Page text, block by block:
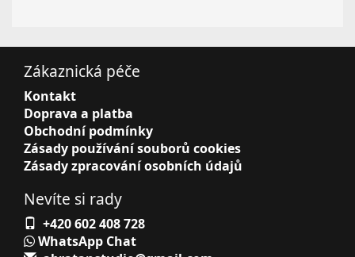
Zákaznická péče
Kontakt
Doprava a platba
Obchodní podmínky
Zásady používání souborů cookies
Zásady zpracování osobních údajů
Nevíte si rady
+420 602 408 728
WhatsApp Chat